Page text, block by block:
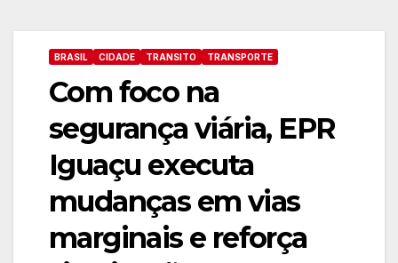
BRASIL CIDADE TRANSITO TRANSPORTE
Com foco na
segurança viária, EPR
Iguaçu executa
mudanças em vias
marginais e reforça